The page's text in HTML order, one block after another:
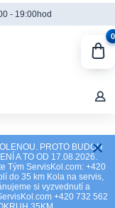
PROTO BUDOU
A TO OD 17.08.2026.
Tým ServisKol.com: +420
do 35 km Kola na servis,
si vyzvednutí a
+420 732 562
- 19:00hod
0